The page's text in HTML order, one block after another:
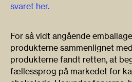
svaret her.
For så vidt angående
produkterne sammenlignet
produkterne fandt retten, at
fællessprog på markedet for